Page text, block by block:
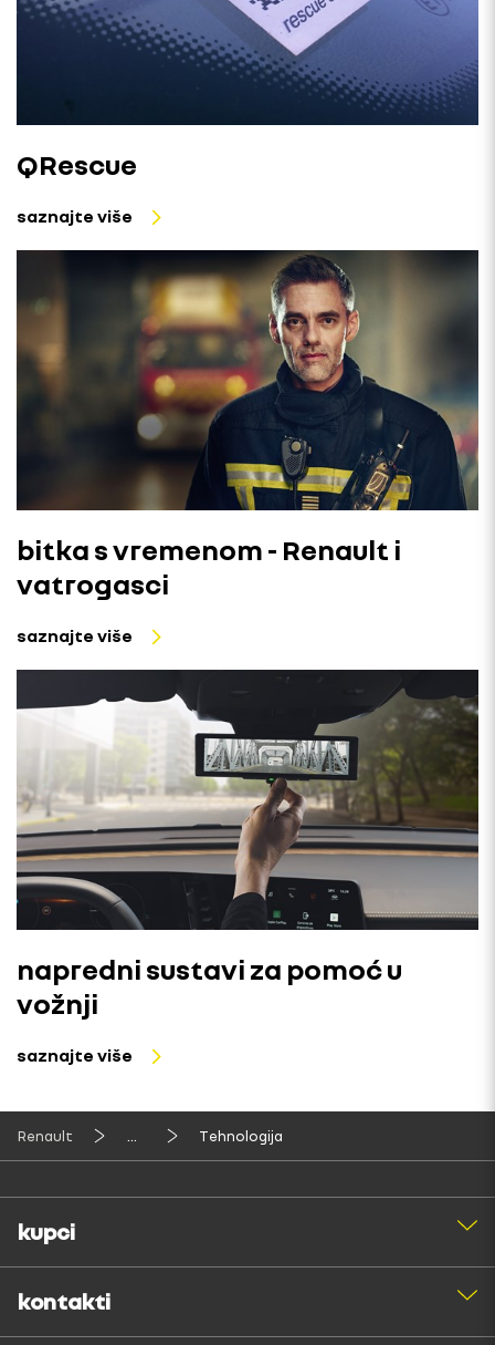
QRescue
saznajte više
bitka s vremenom - Renault i
vatrogasci
saznajte više
napredni sustavi za pomoć u
vožnji
saznajte više